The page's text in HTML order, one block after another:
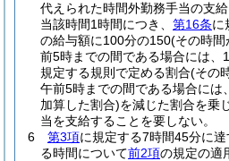
代えられた時間外勤務手当の支
当該時間1時間につき、 第16条に
の給与額に100分の150(その時間
前5時までの間である場合には、
規定する規則で定める割合(その
午前5時までの間である場合には
加算した割合)を減じた割合を乗
当を支給することを要しない。
6
第3項に規定する7時間45分に
る時間について前2項の規定の適